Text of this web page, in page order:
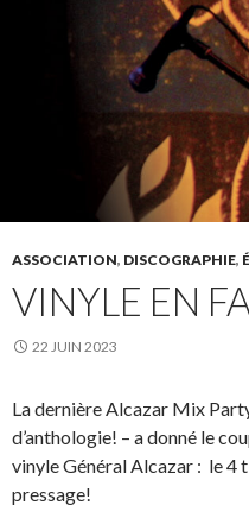
ASSOCIATION, DISCOGRAPHIE,
VINYLE EN
22 JUIN 2023
La dernière Alcazar Mix
d’anthologie! – a donné le
vinyle Général Alcazar : le 4
pressage!